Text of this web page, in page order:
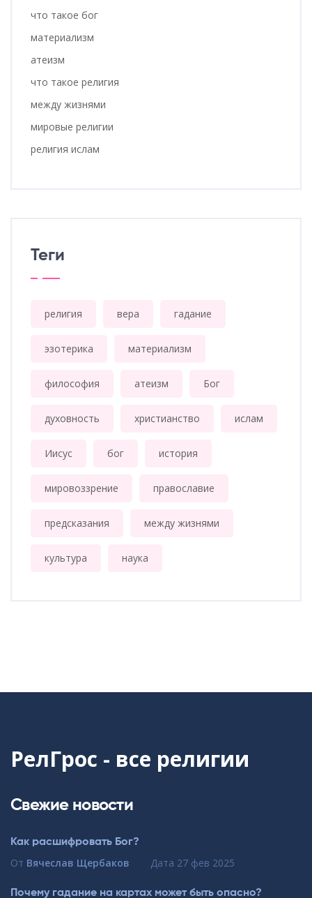
что такое бог
материализм
атеизм
что такое религия
между жизнями
мировые религии
религия ислам
Теги
религия вера гадание
эзотерика материализм
философия атеизм Бог
духовность христианство ислам
Иисус бог история
мировоззрение православие
предсказания между жизнями
культура наука
РелГрос - все религии
Свежие новости
Как расшифровать Бог?
От Вячеслав Щербаков Дата 27 фев 2025
Почему гадание на картах может быть опасно?